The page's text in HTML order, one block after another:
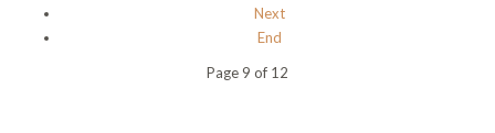
Next
End
Page 9 of 12